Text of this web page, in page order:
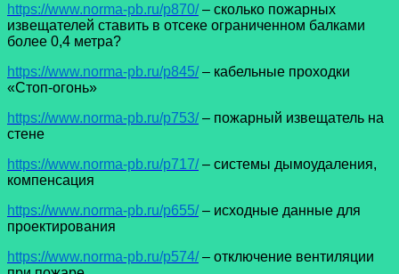
https://www.norma-pb.ru/p870/– сколько пожарных
извещателей ставить в отсеке ограниченном балками
более 0,4 метра?
https://www.norma-pb.ru/p845/– кабельные проходки
«Стоп-огонь»
https://www.norma-pb.ru/p753/– пожарный извещатель на
стене
https://www.norma-pb.ru/p717/– системы дымоудаления,
компенсация
https://www.norma-pb.ru/p655/– исходные данные для
проектирования
https://www.norma-pb.ru/p574/– отключение вентиляции